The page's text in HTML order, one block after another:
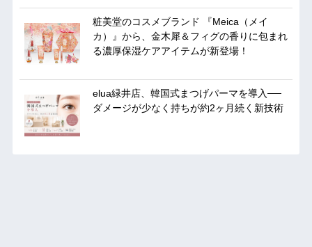
粧美堂のコスメブランド 『Meica（メイ
カ）』から、金木犀＆フィグの香りに包まれ
る濃厚保湿ケアアイテムが新登場！
elua緑井店、韓国式まつげパーマを導入──
ダメージが少なく持ちが約2ヶ月続く新技術